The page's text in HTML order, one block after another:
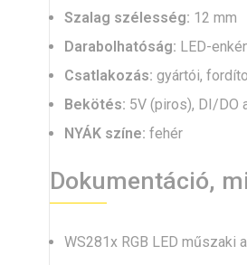
Szalag szélesség: 12 mm
Darabolhatóság: LED-
Csatlakozás: gyártói,
Bekötés: 5V (piros), DI/DO
NYÁK színe: fehér
Dokumentáció,
WS281x RGB LED műszaki